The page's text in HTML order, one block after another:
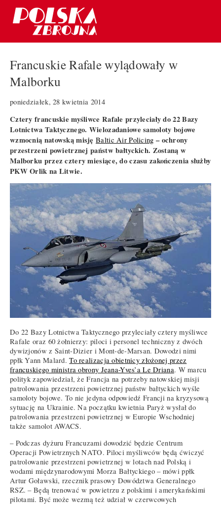
Francuskie Rafale wylądowały w
Malborku
poniedziałek, 28 kwietnia 2014
Cztery francuskie myśliwce Rafale przyleciały do 22 Bazy
Lotnictwa Taktycznego. Wielozadaniowe samoloty bojowe
wzmocnią natowską misjęBaltic Air Policing – ochrony
przestrzeni powietrznej państw bałtyckich. Zostaną w
Malborku przez cztery miesiące, do czasu zakończenia służby
PKW Orlik na Litwie.
Do 22 Bazy Lotnictwa Taktycznego przyleciały cztery myśliwce
Rafale oraz 60 żołnierzy: piloci i personel techniczny z dwóch
dywizjonów z Saint-Dizier i Mont-de-Marsan. Dowodzi nimi
ppłk Yann Malard.To realizacja obietnicy złożonej przez
francuskiego ministra obrony Jeana-Yves’a Le Driana. W marcu
polityk zapowiedział, że Francja na potrzeby natowskiej misji
patrolowania przestrzeni powietrznej państw bałtyckich wyśle
samoloty bojowe. To nie jedyna odpowiedź Francji na kryzysową
sytuację na Ukrainie. Na początku kwietnia Paryż wysłał do
patrolowania przestrzeni powietrznej w Europie Wschodniej
także samolot AWACS.
– Podczas dyżuru Francuzami dowodzić będzie Centrum
Operacji Powietrznych NATO. Piloci myśliwców będą ćwiczyć
patrolowanie przestrzeni powietrznej w lotach nad Polską i
wodami międzynarodowymi Morza Bałtyckiego – mówi ppłk
Artur Goławski, rzecznik prasowy Dowództwa Generalnego
RSZ. – Będą trenować w powietrzu z polskimi i amerykańskimi
pilotami. Być może wezmą też udział w czerwcowych